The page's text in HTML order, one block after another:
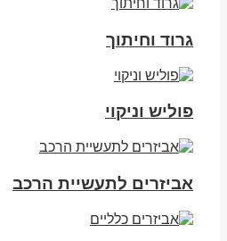
גרוד וחיתוך
פוליש וניקוי
אביזרים לתעשיית הרכב